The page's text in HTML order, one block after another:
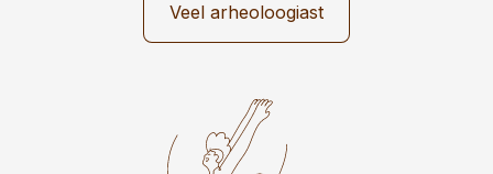
Veel arheoloogiast